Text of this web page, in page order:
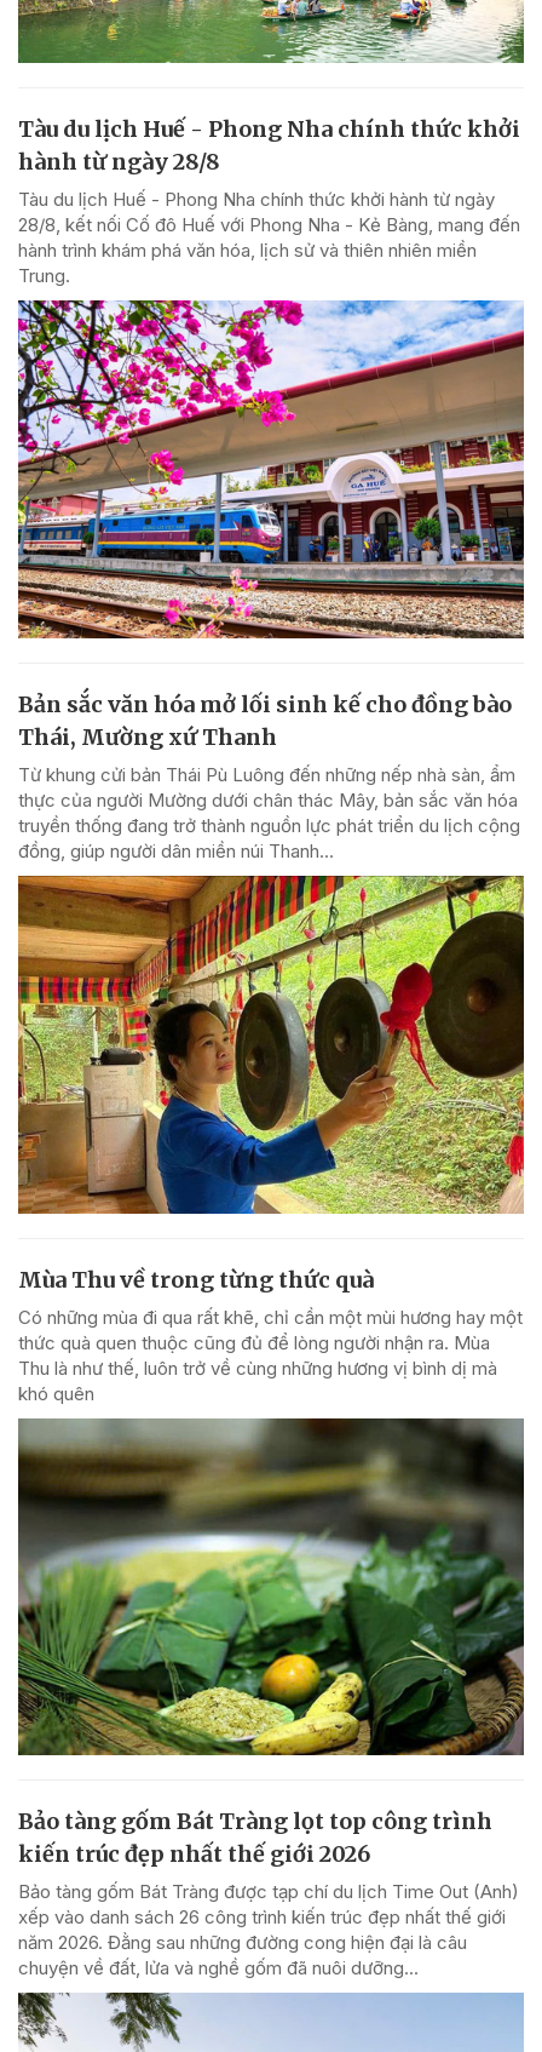
Tàu du lịch Huế - Phong Nha chính thức khởi
hành từ ngày 28/8
Tàu du lịch Huế - Phong Nha chính thức khởi hành từ ngày
28/8, kết nối Cố đô Huế với Phong Nha - Kẻ Bàng, mang đến
hành trình khám phá văn hóa, lịch sử và thiên nhiên miền
Trung.
Bản sắc văn hóa mở lối sinh kế cho đồng bào
Thái, Mường xứ Thanh
Từ khung cửi bản Thái Pù Luông đến những nếp nhà sàn, ẩm
thực của người Mường dưới chân thác Mây, bản sắc văn hóa
truyền thống đang trở thành nguồn lực phát triển du lịch cộng
đồng, giúp người dân miền núi Thanh...
Mùa Thu về trong từng thức quà
Có những mùa đi qua rất khẽ, chỉ cần một mùi hương hay một
thức quà quen thuộc cũng đủ để lòng người nhận ra. Mùa
Thu là như thế, luôn trở về cùng những hương vị bình dị mà
khó quên
Bảo tàng gốm Bát Tràng lọt top công trình
kiến trúc đẹp nhất thế giới 2026
Bảo tàng gốm Bát Tràng được tạp chí du lịch Time Out (Anh)
xếp vào danh sách 26 công trình kiến trúc đẹp nhất thế giới
năm 2026. Đằng sau những đường cong hiện đại là câu
chuyện về đất, lửa và nghề gốm đã nuôi dưỡng...